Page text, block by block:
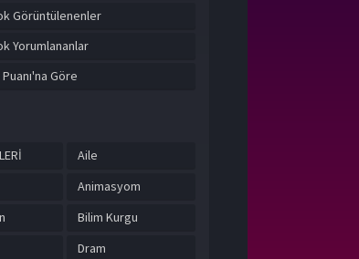
Görüntülenenler
Yorumlananlar
Puanı'na Göre
Aile
Animasyom
Bilim Kurgu
Dram